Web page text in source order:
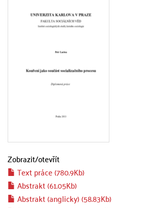
Zobrazit/otevřít
Text práce (780.9Kb)
Abstrakt (61.05Kb)
Abstrakt (anglicky) (58.83Kb)